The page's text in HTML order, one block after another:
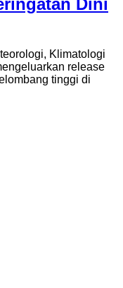
Klimatologi
release
tinggi di